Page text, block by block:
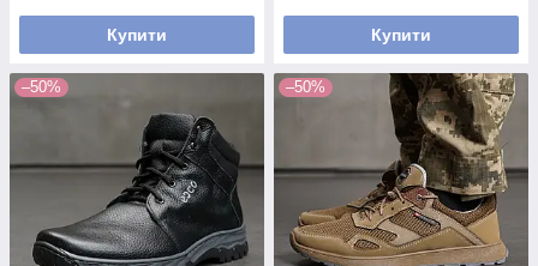
Купити Купити
–50% –50%